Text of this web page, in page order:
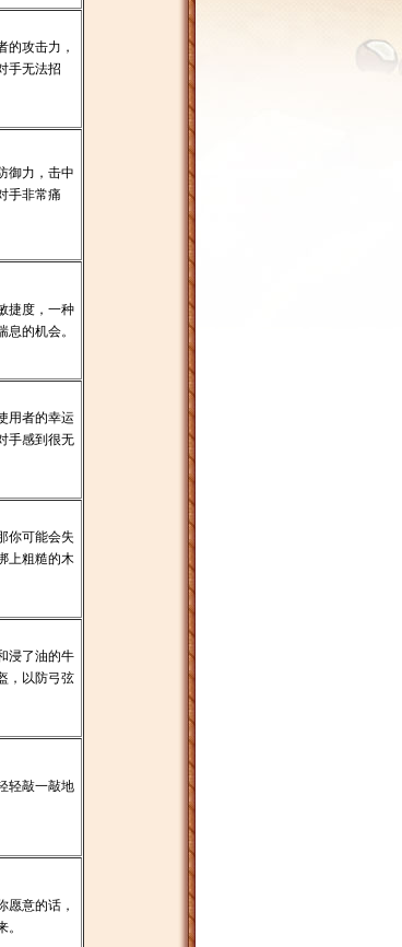
的攻击力，
手无法招
御力，击中
手非常痛
捷度，一种
的机会。
用者的幸运
手感到很无
你可能会失
上粗糙的木
浸了油的牛
，以防弓弦
轻敲一敲地
愿意的话，